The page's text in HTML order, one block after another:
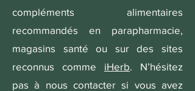
compléments alimentaires
recommandés en parapharmacie,
magasins santé ou sur des sites
reconnus comme iHerb. N’hésitez
pas à nous contacter si vous avez